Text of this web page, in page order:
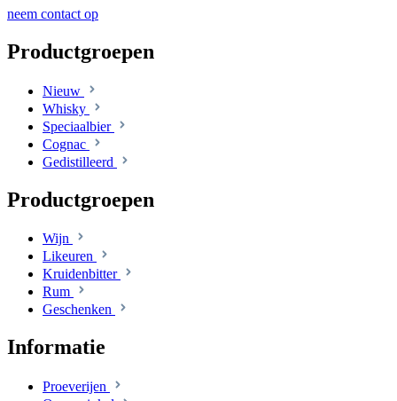
neem contact op
Productgroepen
Nieuw
Whisky
Speciaalbier
Cognac
Gedistilleerd
Productgroepen
Wijn
Likeuren
Kruidenbitter
Rum
Geschenken
Informatie
Proeverijen